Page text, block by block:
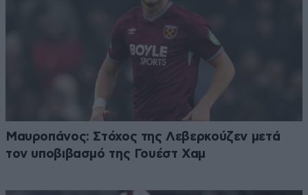
Μαυροπάνος: Στόχος της Λεβερκούζεν μετά
τον υποβιβασμό της Γουέστ Χαμ